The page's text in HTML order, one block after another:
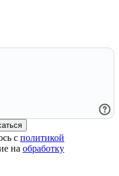
с политикой
на обработку